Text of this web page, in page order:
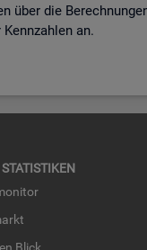
über die
Kennzahlen an.